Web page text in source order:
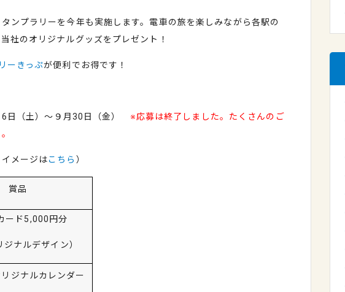
ンプラリーを今年も実施します。電車の旅を楽しみながら各駅の
社のオリジナルグッズをプレゼント！
ーきっぷが便利でお得です！
日（土）～９月30日（金） ※応募は終了しました。たくさんのご
メージはこちら ）
賞品
ード5,000 円分
ジナルデザイン）
ジナルカレンダー